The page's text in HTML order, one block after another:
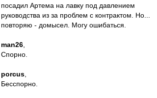
посадил Артема на лавку под давлением
руководства из за проблем с контрактом. Но...
повторяю - домысел. Могу ошибаться.
man26
Спорно.
porcus
Бесспорно.